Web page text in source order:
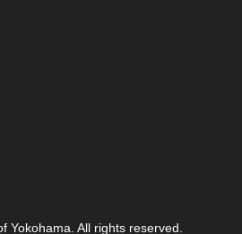
Yokohama. All rights reserved.